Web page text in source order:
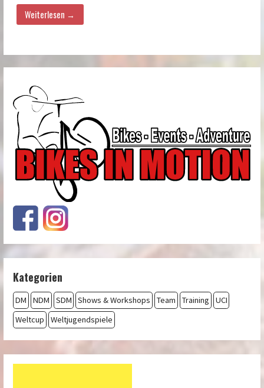
Weiterlesen →
Kategorien
DM NDM SDM Shows & Workshops Team Training
UCI
Weltcup
Weltjugendspiele